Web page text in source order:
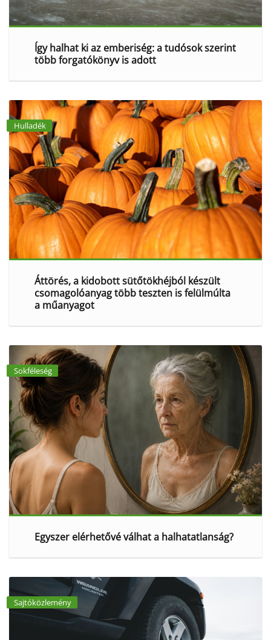
Így halhat ki az emberiség: a tudósok szerint
több forgatókönyv is adott
Hulladék
Áttörés, a kidobott sütőtökhéjból készült
csomagolóanyag több teszten is felülmúlta
a műanyagot
Sokféleség
Egyszer elérhetővé válhat a halhatatlanság?
Sajtóközlemény